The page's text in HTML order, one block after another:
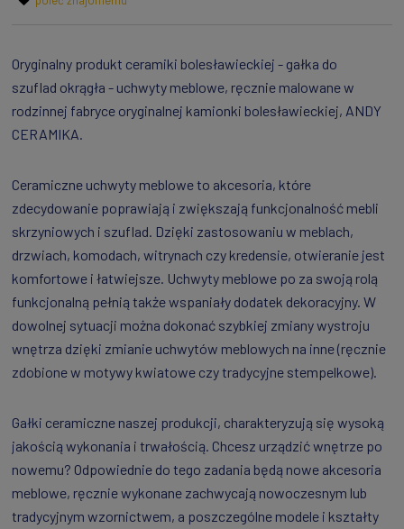
Oryginalny produkt ceramiki bolesławieckiej - gałka do
szuflad okrągła - uchwyty meblowe, ręcznie malowane w
rodzinnej fabryce oryginalnej kamionki bolesławieckiej, ANDY
CERAMIKA.
Ceramiczne uchwyty meblowe to akcesoria, które
zdecydowanie poprawiają i zwiększają funkcjonalność mebli
skrzyniowych i szuflad. Dzięki zastosowaniu w meblach,
drzwiach, komodach, witrynach czy kredensie, otwieranie jest
komfortowe i łatwiejsze. Uchwyty meblowe po za swoją rolą
funkcjonalną pełnią także wspaniały dodatek dekoracyjny. W
dowolnej sytuacji można dokonać szybkiej zmiany wystroju
wnętrza dzięki zmianie uchwytów meblowych na inne (ręcznie
zdobione w motywy kwiatowe czy tradycyjne stempelkowe).
Gałki ceramiczne naszej produkcji, charakteryzują się wysoką
jakością wykonania i trwałością. Chcesz urządzić wnętrze po
nowemu? Odpowiednie do tego zadania będą nowe akcesoria
meblowe, ręcznie wykonane zachwycają nowoczesnym lub
tradycyjnym wzornictwem, a poszczególne modele i kształty